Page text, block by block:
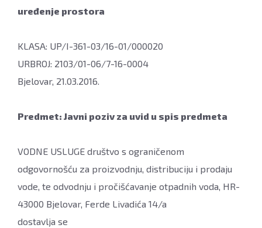
uređenje prostora
KLASA: UP/I-361-03/16-01/000020
URBROJ: 2103/01-06/7-16-0004
Bjelovar, 21.03.2016.
Predmet: Javni poziv za uvid u spis predmeta
VODNE USLUGE društvo s ograničenom
odgovornošću za proizvodnju, distribuciju i prodaju
vode, te odvodnju i pročišćavanje otpadnih voda, HR-
43000 Bjelovar, Ferde Livadića 14/a
dostavlja se